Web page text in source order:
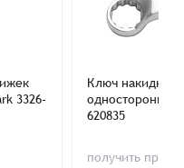
3326-
Ключ накидной
односторонний
620835
получить